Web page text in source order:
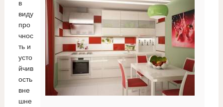
в
виду
про
чнос
ть и
усто
йчив
ость
вне
шне